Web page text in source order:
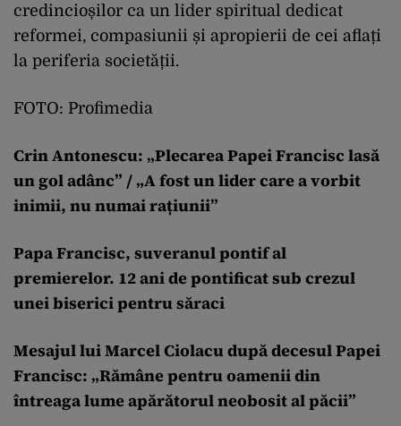
credincioșilor ca un lider spiritual dedicat
reformei, compasiunii și apropierii de cei aflați
la periferia societății.
FOTO: Profimedia
Crin Antonescu: „Plecarea Papei Francisc lasă
un gol adânc” / „A fost un lider care a vorbit
inimii, nu numai rațiunii”
Papa Francisc, suveranul pontif al
premierelor. 12 ani de pontificat sub crezul
unei biserici pentru săraci
Mesajul lui Marcel Ciolacu după decesul Papei
Francisc: „Rămâne pentru oamenii din
întreaga lume apărătorul neobosit al păcii”